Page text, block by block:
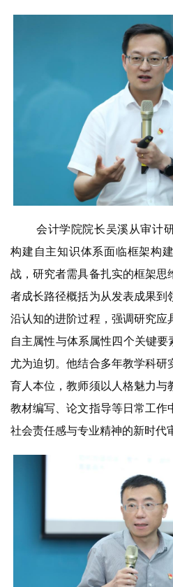
会计学院院长吴溪从审计
构建自主知识体系面临框架构
战，研究者需具备扎实的框架思
者成长路径概括为从发表成果到
沿认知的进阶过程，强调研究应
自主属性与体系属性四个关键要
尤为迫切。他结合多年教学科研
育人本位，教师须以人格魅力与
教材编写、论文指导等日常工作
社会责任感与专业精神的新时代